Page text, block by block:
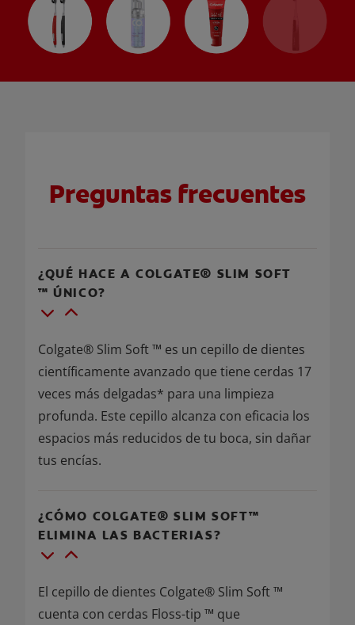
Preguntas frecuentes
¿QUÉ HACE A COLGATE® SLIM SOFT
™ ÚNICO?
Colgate® Slim Soft ™ es un cepillo de dientes
científicamente avanzado que tiene cerdas 17
veces más delgadas* para una limpieza
profunda. Este cepillo alcanza con eficacia los
espacios más reducidos de tu boca, sin dañar
tus encías.
¿CÓMO COLGATE® SLIM SOFT™
ELIMINA LAS BACTERIAS?
El cepillo de dientes Colgate® Slim Soft ™
cuenta con cerdas Floss-tip ™ que